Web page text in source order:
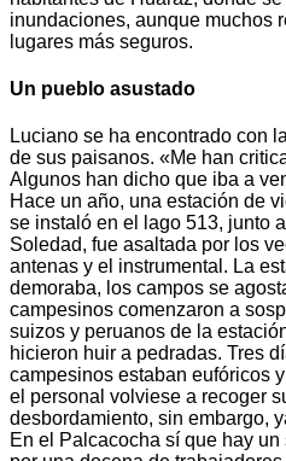
inundaciones, aunque muchos
lugares más seguros.
Un pueblo asustado
Luciano se ha encontrado con
de sus paisanos. «Me han
Algunos han dicho que iba a
Hace un año, una estación de
se instaló en el lago 513, junto
Soledad, fue asaltada por los
antenas y el instrumental. La
demoraba, los campos se
campesinos comenzaron a
suizos y peruanos de la
hicieron huir a pedradas. Tres
campesinos estaban eufóricos
el personal volviese a recoger
desbordamiento, sin embargo,
En el Palcacocha sí que hay